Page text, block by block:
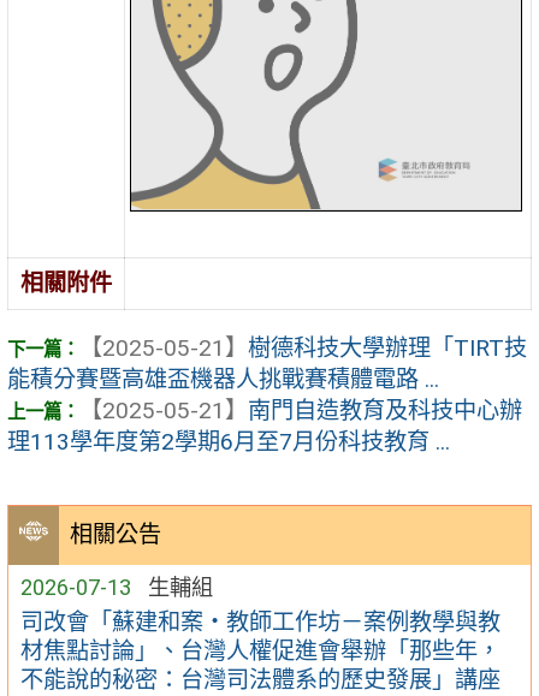
相關公告
2026-07-13 生輔組
司改會「蘇建和案・教師工作坊－案例教學與教
材焦點討論」、台灣人權促進會舉辦「那些年，
不能說的秘密：台灣司法體系的歷史發展」講座
相關附件
【2025-05-21】 樹德科技大學辦理「TIRT技
能積分賽暨高雄盃機器人挑戰賽積體電路 ...
【2025-05-21】 南門自造教育及科技中心辦
理113學年度第2學期6月至7月份科技教育 ...